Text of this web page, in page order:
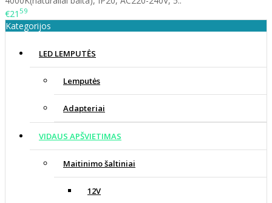
€21 59
Kategorijos
LED LEMPUTĖS
Lemputės
Adapteriai
VIDAUS APŠVIETIMAS
Maitinimo šaltiniai
12V